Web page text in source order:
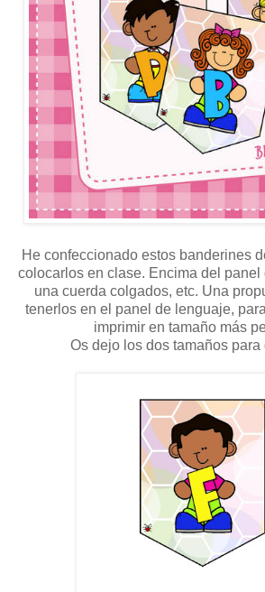
He confeccionado estos banderines
colocarlos en clase. Encima del panel
una cuerda colgados, etc. Una
tenerlos en el panel de lenguaje,
imprimir en tamaño más
Os dejo los dos tamaños para